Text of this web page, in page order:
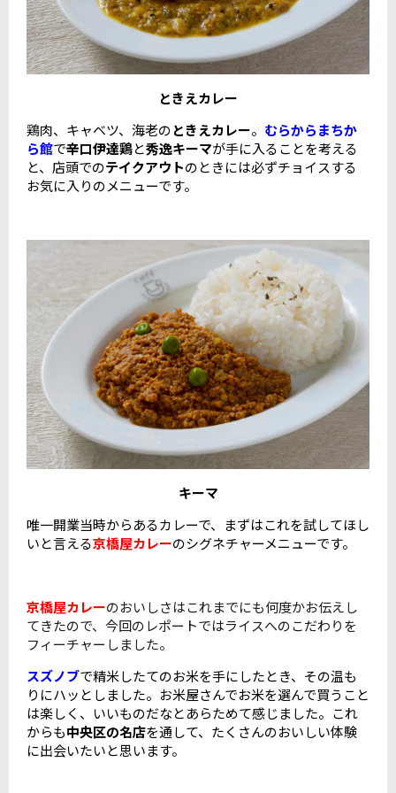
ときえカレー
鶏肉、キャベツ、海老のときえカレー。 むらからまちか
ら館で辛口伊達鶏と秀逸キーマが手に入ることを考える
と、店頭でのテイクアウトのときには必ずチョイスする
お気に入りのメニューです。
キーマ
唯一開業当時からあるカレーで、まずはこれを試してほし
いと言える京橋屋カレーのシグネチャーメニューです。
京橋屋カレーのおいしさはこれまでにも何度かお伝えし
てきたので、今回のレポートではライスへのこだわりを
フィーチャーしました。
スズノブで精米したてのお米を手にしたとき、その温も
りにハッとしました。お米屋さんでお米を選んで買うこと
は楽しく、いいものだなとあらためて感じました。これ
からも中央区の名店を通して、たくさんのおいしい体験
に出会いたいと思います。